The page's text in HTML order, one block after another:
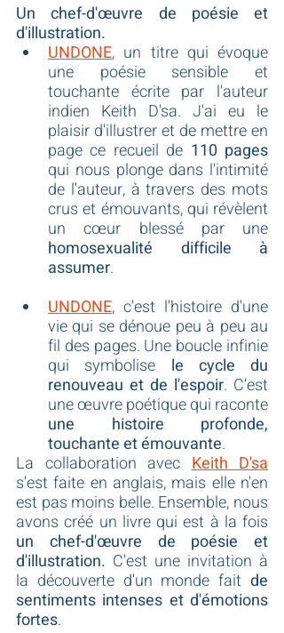
Un chef-d'œuvre de poésie et
d'illustration.
UNDONE, un titre qui évoque
une poésie sensible et
touchante écrite par l'auteur
indien Keith D'sa. J'ai eu le
plaisir d'illustrer et de mettre en
page ce recueil de 110 pages
qui nous plonge dans l'intimité
de l'auteur, à travers des mots
crus et émouvants, qui révèlent
homosexualité difficile à
assumer.
UNDONE, c'est l'histoire d'une
vie qui se dénoue peu à peu au
fil des pages. Une boucle infinie
qui symbolise le cycle du
renouveau et de l'espoir. C'est
une histoire profonde,
touchante et émouvante.
La collaboration avec Keith D'sa
s'est faite en anglais, mais elle n'en
est pas moins belle. Ensemble, nous
un chef-d'œuvre de poésie et
d'illustration. C'est une invitation à
la découverte d'un monde fait de
sentiments intenses et d'émotions
fortes.